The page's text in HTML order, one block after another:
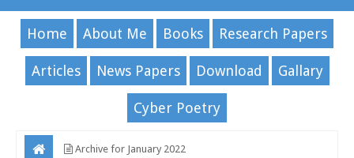
Home About Me Books Research Papers
Articles News Papers Download Gallary
Cyber Poetry
Archive for January 2022